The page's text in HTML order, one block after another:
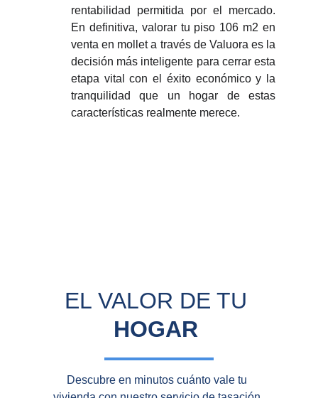
rentabilidad permitida por el mercado.
En definitiva, valorar tu piso 106 m2 en
venta en mollet a través de Valuora es la
decisión más inteligente para cerrar esta
etapa vital con el éxito económico y la
tranquilidad que un hogar de estas
características realmente merece.
EL VALOR DE TU
HOGAR
Descubre en minutos cuánto vale tu